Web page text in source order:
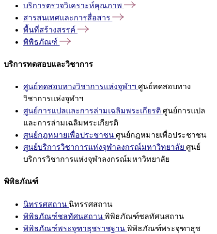
บริการตรวจวิเคราะห์คุณภาพ
สารสนเทศและการสื่อสาร
พื้นที่สร้างสรรค์
พิพิธภัณฑ์
บริการทดสอบและวิชาการ
ศูนย์ทดสอบทางวิชาการแห่งจุฬาฯ ศูนย์ทดสอบทาง
วิชาการแห่งจุฬาฯ
ศูนย์การแปลและการล่ามเฉลิมพระเกียรติ ศูนย์การแปล
และการล่ามเฉลิมพระเกียรติ
ศูนย์กฎหมายเพื่อประชาชน ศูนย์กฎหมายเพื่อประชาชน
ศูนย์บริการวิชาการแห่งจุฬาลงกรณ์มหาวิทยาลัย ศูนย์
บริการวิชาการแห่งจุฬาลงกรณ์มหาวิทยาลัย
พิพิธภัณฑ์
นิทรรศสถาน นิทรรศสถาน
พิพิธภัณฑ์ชลทัศนสถาน พิพิธภัณฑ์ชลทัศนสถาน
พิพิธภัณฑ์พระจุฑาธุชราชฐาน พิพิธภัณฑ์พระจุฑาธุช